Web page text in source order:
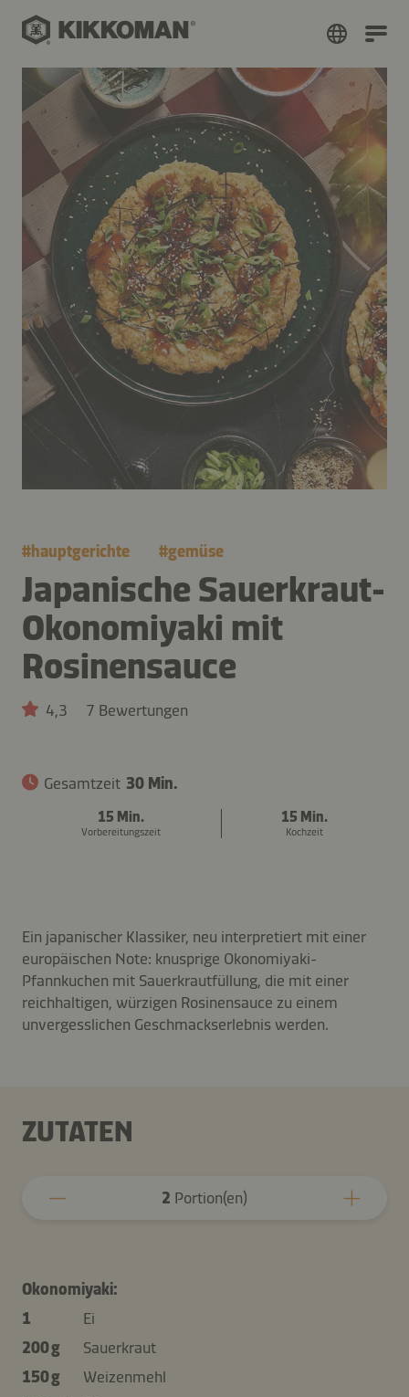
#hauptgerichte #gemüse
Japanische Sauerkraut-
Okonomiyaki mit
Rosinensauce
4,3 7 Bewertungen
Gesamtzeit 30 Min.
15 Min.
Vorbereitungszeit
15 Min.
Kochzeit
Ein japanischer Klassiker, neu interpretiert mit einer
europäischen Note: knusprige Okonomiyaki-
Pfannkuchen mit Sauerkrautfüllung, die mit einer
reichhaltigen, würzigen Rosinensauce zu einem
unvergesslichen Geschmackserlebnis werden.
ZUTATEN
2 Portion(en)
Okonomiyaki:
1
Ei
200 g
Sauerkraut
150 g
Weizenmehl